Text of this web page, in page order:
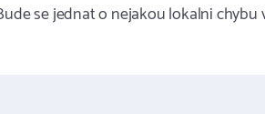
se jednat o nejakou lokalni chybu